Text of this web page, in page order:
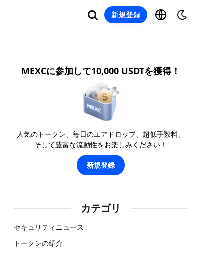
新規登録
MEXCに参加して10,000 USDTを獲得！
人気のトークン、毎日のエアドロップ、超低手数料、
そして豊富な流動性をお楽しみください！
新規登録
カテゴリ
セキュリティニュース
トークンの紹介